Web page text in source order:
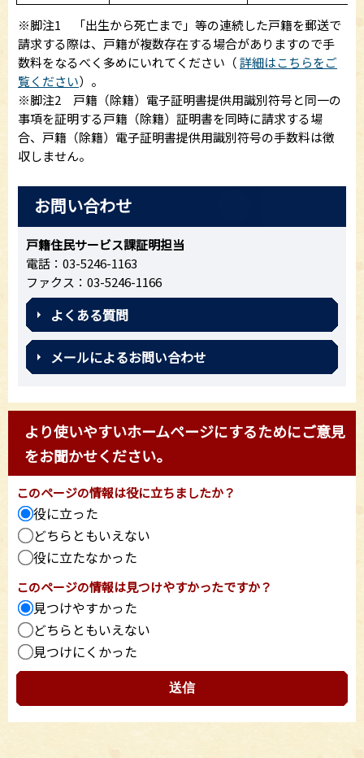
※脚注1 「出生から死亡まで」等の連続した戸籍を郵送で
請求する際は、戸籍が複数存在する場合がありますので手
数料をなるべく多めにいれてください（詳細はこちらをご
覧ください）。
※脚注2 戸籍（除籍）電子証明書提供用識別符号と同一の
事項を証明する戸籍（除籍）証明書を同時に請求する場
合、戸籍（除籍）電子証明書提供用識別符号の手数料は徴
収しません。
お問い合わせ
戸籍住民サービス課証明担当
電話：03-5246-1163
ファクス：03-5246-1166
よくある質問
メールによるお問い合わせ
より使いやすいホームページにするためにご意見
をお聞かせください。
このページの情報は役に立ちましたか？
役に立った
どちらともいえない
役に立たなかった
このページの情報は見つけやすかったですか？
見つけやすかった
どちらともいえない
見つけにくかった